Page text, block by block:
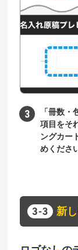
「冊数
項目をそ
ングカー
めくださ
新